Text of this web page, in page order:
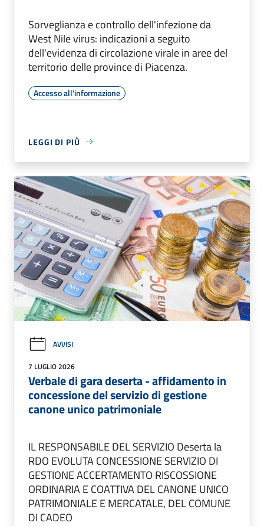
Sorveglianza e controllo dell'infezione da
West Nile virus: indicazioni a seguito
dell'evidenza di circolazione virale in aree del
territorio delle province di Piacenza.
Accesso all'informazione
LEGGI DI PIÙ
AVVISI
7 LUGLIO 2026
Verbale di gara deserta - affidamento in
concessione del servizio di gestione
canone unico patrimoniale
IL RESPONSABILE DEL SERVIZIO Deserta la
RDO EVOLUTA CONCESSIONE SERVIZIO DI
GESTIONE ACCERTAMENTO RISCOSSIONE
ORDINARIA E COATTIVA DEL CANONE UNICO
PATRIMONIALE E MERCATALE, DEL COMUNE
DI CADEO